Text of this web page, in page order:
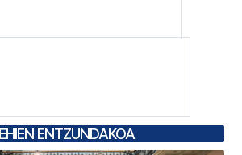
ENTZUNDAKOA